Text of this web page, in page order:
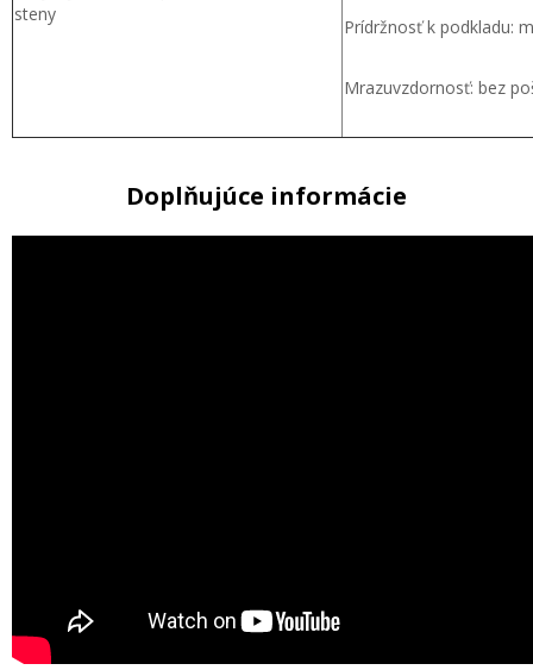
steny
Prídržnosť k podkladu:
Mrazuvzdornosť: bez
Doplňujúce informácie